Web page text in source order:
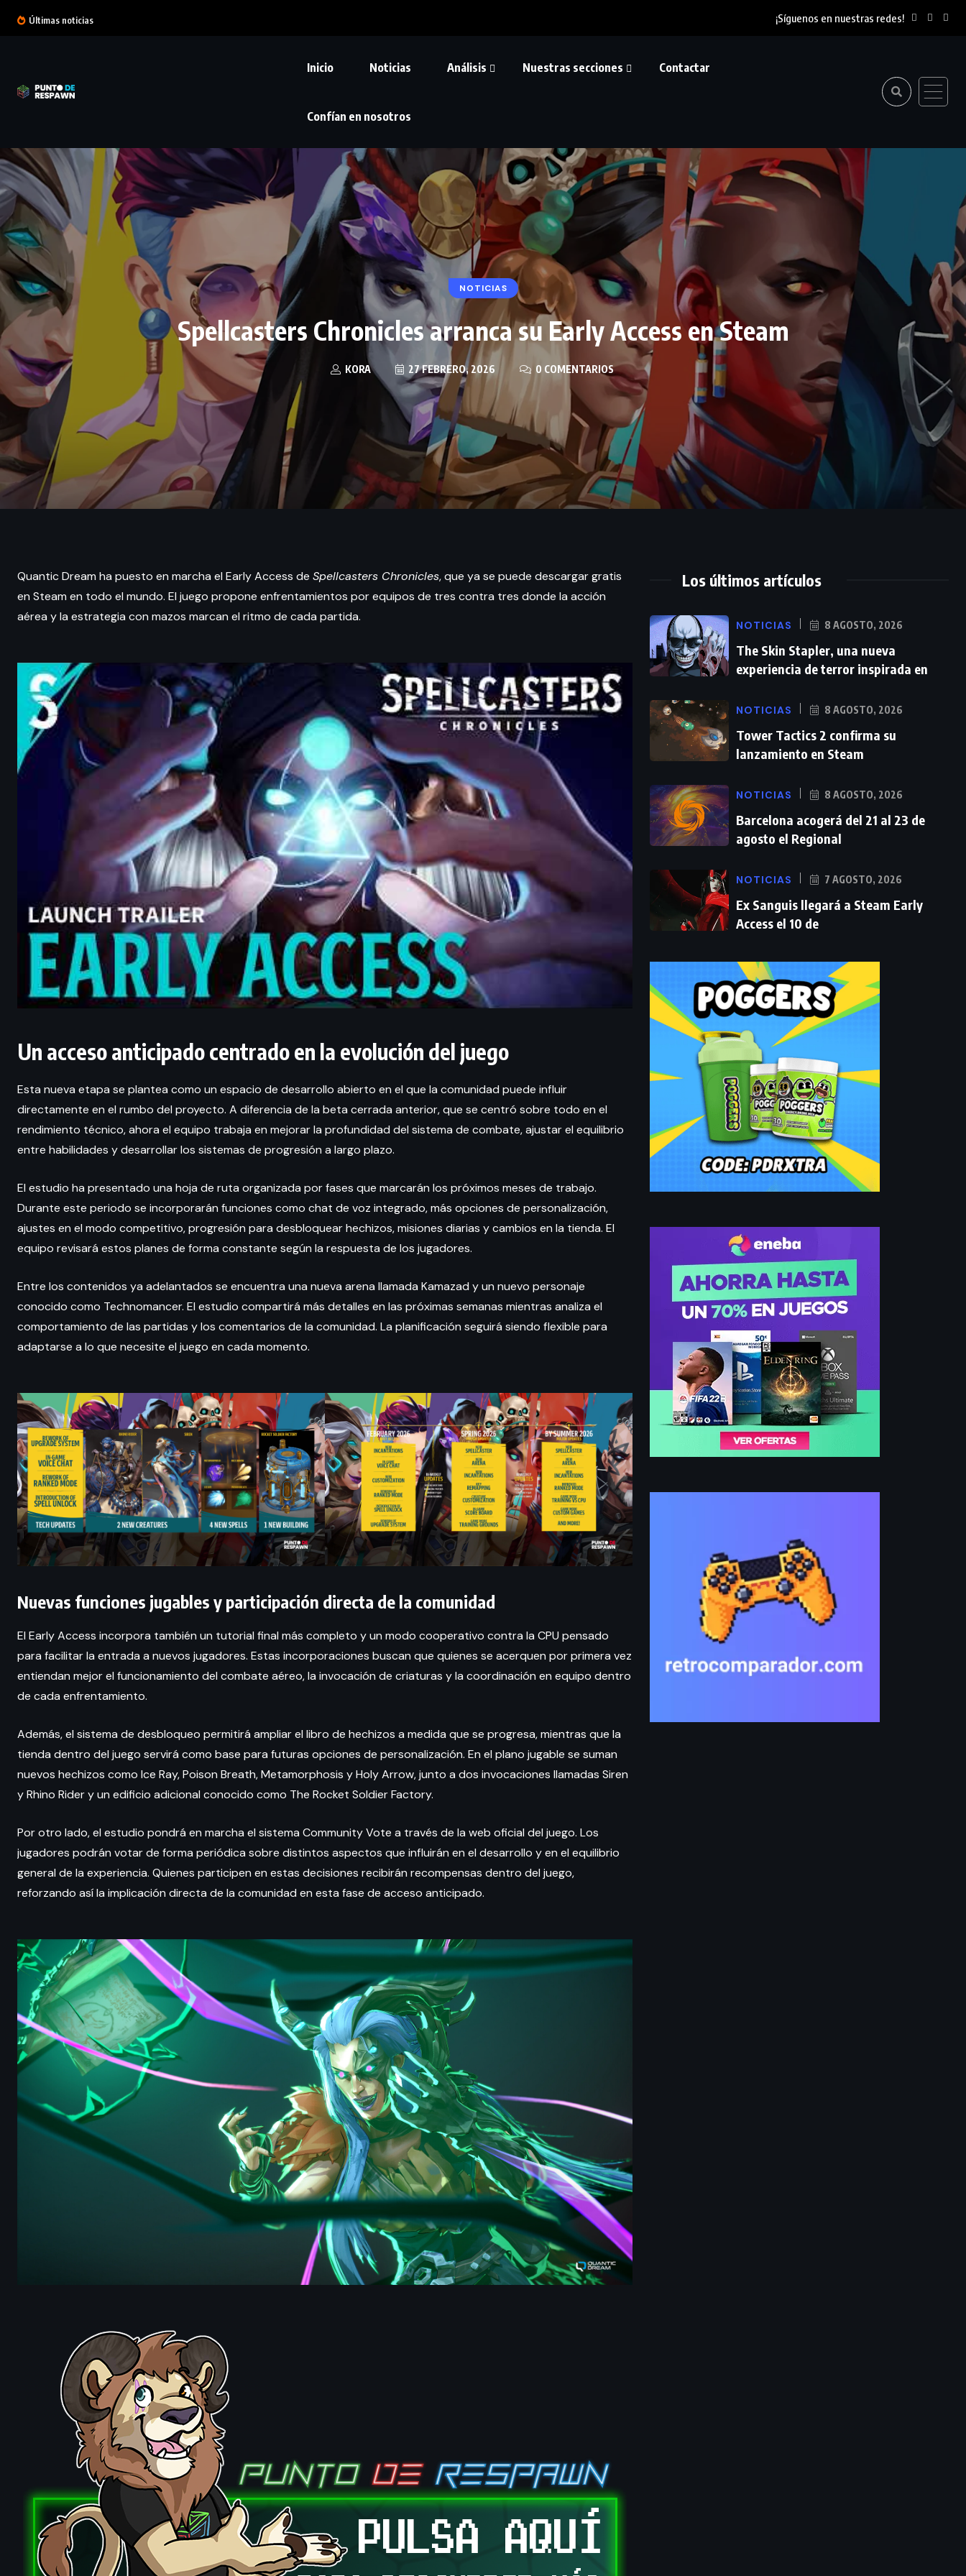
Últimas noticias ¡Síguenos en nuestras redes!
Inicio Noticias Análisis Nuestras secciones Contactar
Confían en nosotros
NOTICIAS
Spellcasters Chronicles arranca su Early Access en Steam
KORA 27 FEBRERO, 2026 0 COMENTARIOS
Quantic Dream ha puesto en marcha el Early Access de Spellcasters Chronicles, que ya se puede descargar gratis
en Steam en todo el mundo. El juego propone enfrentamientos por equipos de tres contra tres donde la acción
aérea y la estrategia con mazos marcan el ritmo de cada partida.
Un acceso anticipado centrado en la evolución del juego
Esta nueva etapa se plantea como un espacio de desarrollo abierto en el que la comunidad puede influir
directamente en el rumbo del proyecto. A diferencia de la beta cerrada anterior, que se centró sobre todo en el
rendimiento técnico, ahora el equipo trabaja en mejorar la profundidad del sistema de combate, ajustar el equilibrio
entre habilidades y desarrollar los sistemas de progresión a largo plazo.
El estudio ha presentado una hoja de ruta organizada por fases que marcarán los próximos meses de trabajo.
Durante este periodo se incorporarán funciones como chat de voz integrado, más opciones de personalización,
ajustes en el modo competitivo, progresión para desbloquear hechizos, misiones diarias y cambios en la tienda. El
equipo revisará estos planes de forma constante según la respuesta de los jugadores.
Entre los contenidos ya adelantados se encuentra una nueva arena llamada Kamazad y un nuevo personaje
conocido como Technomancer. El estudio compartirá más detalles en las próximas semanas mientras analiza el
comportamiento de las partidas y los comentarios de la comunidad. La planificación seguirá siendo flexible para
adaptarse a lo que necesite el juego en cada momento.
Nuevas funciones jugables y participación directa de la comunidad
El Early Access incorpora también un tutorial final más completo y un modo cooperativo contra la CPU pensado
para facilitar la entrada a nuevos jugadores. Estas incorporaciones buscan que quienes se acerquen por primera vez
entiendan mejor el funcionamiento del combate aéreo, la invocación de criaturas y la coordinación en equipo dentro
de cada enfrentamiento.
Además, el sistema de desbloqueo permitirá ampliar el libro de hechizos a medida que se progresa, mientras que la
tienda dentro del juego servirá como base para futuras opciones de personalización. En el plano jugable se suman
nuevos hechizos como Ice Ray, Poison Breath, Metamorphosis y Holy Arrow, junto a dos invocaciones llamadas Siren
y Rhino Rider y un edificio adicional conocido como The Rocket Soldier Factory.
Por otro lado, el estudio pondrá en marcha el sistema Community Vote a través de la web oficial del juego. Los
jugadores podrán votar de forma periódica sobre distintos aspectos que influirán en el desarrollo y en el equilibrio
general de la experiencia. Quienes participen en estas decisiones recibirán recompensas dentro del juego,
reforzando así la implicación directa de la comunidad en esta fase de acceso anticipado.
Los últimos artículos
NOTICIAS 8 AGOSTO, 2026
The Skin Stapler, una nueva
experiencia de terror inspirada en
NOTICIAS 8 AGOSTO, 2026
Tower Tactics 2 confirma su
lanzamiento en Steam
NOTICIAS 8 AGOSTO, 2026
Barcelona acogerá del 21 al 23 de
agosto el Regional
NOTICIAS 7 AGOSTO, 2026
Ex Sanguis llegará a Steam Early
Access el 10 de